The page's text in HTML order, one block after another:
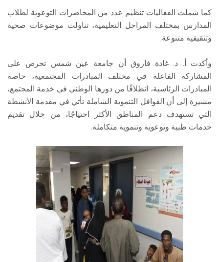
كما شملت الفعاليات تنظيم عدد من المحاضرات التوعوية لطلاب
المدارس بمختلف المراحل التعليمية، تناولت موضوعات صحية
وتثقيفية متنوعة.
وأكدت أ. د. غادة فاروق أن جامعة عين شمس تحرص على
المشاركة الفاعلة في مختلف المبادرات المجتمعية، خاصة
المبادرات الرئاسية، انطلاقًا من دورها الوطني في خدمة المجتمع،
مشيرة إلى أن القوافل التنموية الشاملة تأتي في مقدمة الأنشطة
التي تستهدف دعم المناطق الأكثر احتياجًا، من خلال تقديم
خدمات طبية وتوعوية وتنموية متكاملة.